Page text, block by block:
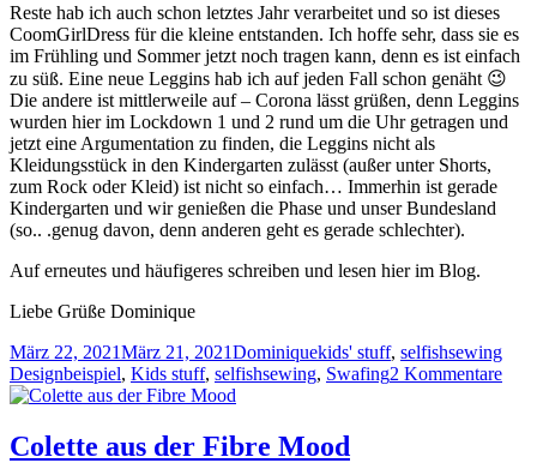
Reste hab ich auch schon letztes Jahr verarbeitet und so ist dieses
CoomGirlDress für die kleine entstanden. Ich hoffe sehr, dass sie es
im Frühling und Sommer jetzt noch tragen kann, denn es ist einfach
zu süß. Eine neue Leggins hab ich auf jeden Fall schon genäht 😉
Die andere ist mittlerweile auf – Corona lässt grüßen, denn Leggins
wurden hier im Lockdown 1 und 2 rund um die Uhr getragen und
jetzt eine Argumentation zu finden, die Leggins nicht als
Kleidungsstück in den Kindergarten zulässt (außer unter Shorts,
zum Rock oder Kleid) ist nicht so einfach… Immerhin ist gerade
Kindergarten und wir genießen die Phase und unser Bundesland
(so.. .genug davon, denn anderen geht es gerade schlechter).
Auf erneutes und häufigeres schreiben und lesen hier im Blog.
Liebe Grüße Dominique
Veröffentlicht
am
März 22, 2021März 21, 2021Autor
DominiqueKategorien
kids' stuff, selfishsewing
Designbeispiel, Kids stuff, selfishsewing, Swafing2 Kommentarezu
Colette aus der Fibre Mood